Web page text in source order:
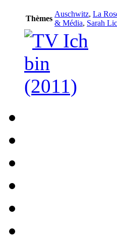
Thèmes
Auschwitz, La
& Média, Sarah